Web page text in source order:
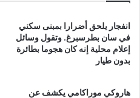
انفجار يلحق أضرارا بمبنى سكني
في سان بطرسبرغ. وتقول وسائل
إعلام محلية إنه كان هجوما بطائرة
بدون طيار
هاروكي موراكامي يكشف عن